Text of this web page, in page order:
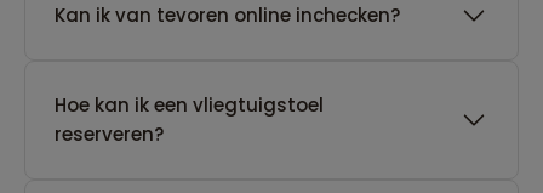
Kan ik van tevoren online inchecken?
Hoe kan ik een vliegtuigstoel
reserveren?